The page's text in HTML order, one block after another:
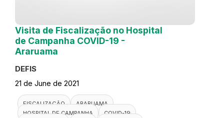
Visita de Fiscalização no Hospital
de Campanha COVID-19 -
Araruama
DEFIS
21 de June de 2021
FISCALIZAÇÃO
ARARUAMA
HOSPITAL DE CAMPANHA
COVID-19